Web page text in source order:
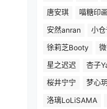
唐安琪
喵糖印画
安然anran
小
徐莉芝Booty
星之迟迟
杏子
桜井宁宁
梦心玥
洛璃LoLiSAMA